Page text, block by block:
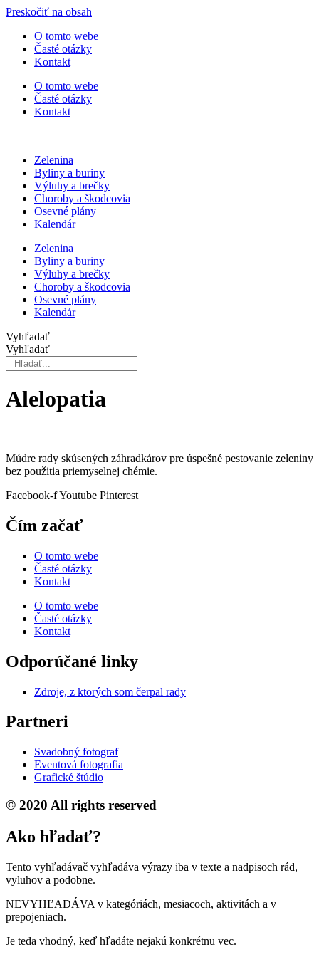
Preskočiť na obsah
O tomto webe
Časté otázky
Kontakt
O tomto webe
Časté otázky
Kontakt
Zelenina
Byliny a buriny
Výluhy a brečky
Choroby a škodcovia
Osevné plány
Kalendár
Zelenina
Byliny a buriny
Výluhy a brečky
Choroby a škodcovia
Osevné plány
Kalendár
Vyhľadať
Vyhľadať
Alelopatia
Múdre rady skúsených záhradkárov pre úspešné pestovanie zeleniny
bez použitia priemyselnej chémie.
Facebook-fYoutube Pinterest
Čím začať
O tomto webe
Časté otázky
Kontakt
O tomto webe
Časté otázky
Kontakt
Odporúčané linky
Zdroje, z ktorých som čerpal rady
Partneri
Svadobný fotograf
Eventová fotografia
Grafické štúdio
© 2020 All rights reserved
Ako hľadať?
Tento vyhľadávač vyhľadáva výrazy iba v texte a nadpisoch rád,
vyluhov a podobne.
NEVYHĽADÁVA v kategóriách, mesiacoch, aktivitách a v
prepojeniach.
Je teda vhodný, keď hľadáte nejakú konkrétnu vec.